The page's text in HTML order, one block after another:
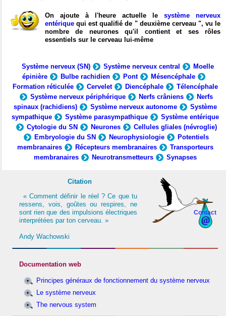
On ajoute à l'heure actuelle le système nerveux
entérique qui est qualifié de " deuxième cerveau ", vu le
nombre de neurones qu'il contient et ses rôles
essentiels sur le cerveau lui-même
Système nerveux (SN) Système nerveux central
Moelle
épinière
Bulbe rachidien Pont
Mésencéphale
Formation réticulée
Cervelet Diencéphale
Télencéphale
Système nerveux périphérique
Nerfs crâniens
Nerfs
spinaux (rachidiens)
Système nerveux autonome
Système
sympathique
Système parasympathique
Système entérique
Cytologie du SN
Neurones
Cellules gliales (névroglie)
Embryologie du SN
Neurophysiologie
Potentiels
membranaires
Récepteurs membranaires
Transporteurs
membranaires
Neurotransmetteurs Synapses
Contact
Citation
« Comment définir le réel ? Ce que tu
ressens, vois, goûtes ou respires, ne
sont rien que des impulsions électriques
interprétées par ton cerveau. »
Andy Wachowski
Documentation web
Principes généraux de fonctionnement du système nerveux
Le système nerveux
The nervous system